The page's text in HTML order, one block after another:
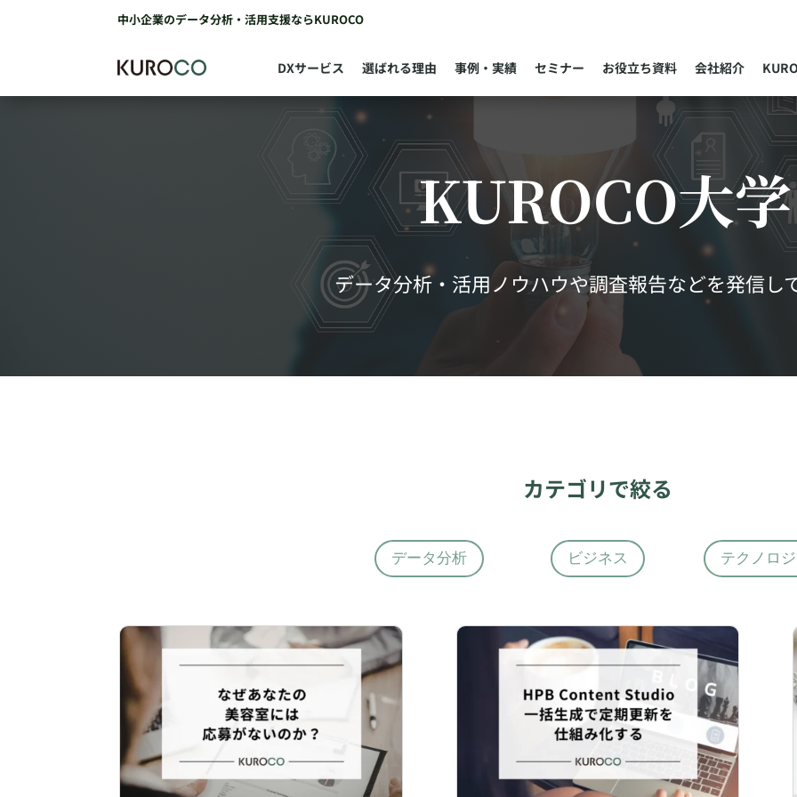
中小企業のデータ分析・活用支援ならKUROCO
DXサービス 選ばれる理由 事例・実績 セミナー お役立ち資料 会社紹介
KUROCO大学
データ分析・活用ノウハウや調査報告などを発信し
カテゴリで絞る
データ分析 ビジネス テクノロ